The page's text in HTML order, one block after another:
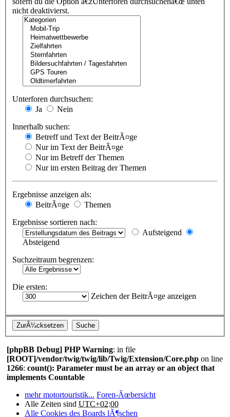
nicht deaktivierst.
Unterforen durchsuchen:
Ja
Nein
Innerhalb suchen:
Betreff und Text der BeitrÃ¤ge
Nur im Text der BeitrÃ¤ge
Nur im Betreff der Themen
Nur im ersten Beitrag der Themen
Ergebnisse anzeigen als:
BeitrÃ¤ge
Themen
Ergebnisse sortieren nach:
Aufsteigend
Absteigend
Suchzeitraum begrenzen:
Die ersten:
Zeichen der BeitrÃ¤ge anzeigen
[phpBB Debug] PHP Warning: in file
[ROOT]/vendor/twig/twig/lib/Twig/Extension/Core.php on line
1266: count(): Parameter must be an array or an object that
implements Countable
mehr motortouristik... Foren-Ãœbersicht
Alle Zeiten sind UTC+02:00
Alle Cookies des Boards lÃ¶schen